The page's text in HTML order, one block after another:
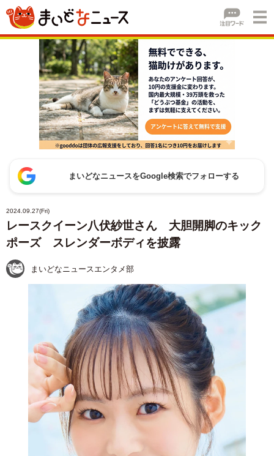
まいどなニュースをGoogle検索でフォローする
2024.09.27(Fri)
レースクイーン八伏紗世さん 大胆開脚のキック
ポーズ スレンダーボディを披露
まいどなニュースエンタメ部